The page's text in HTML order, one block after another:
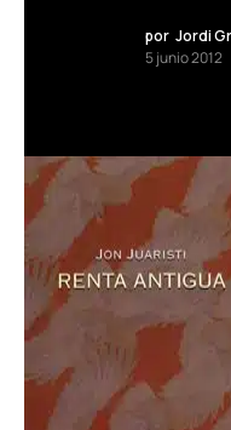
por Jordi
5 junio 2012